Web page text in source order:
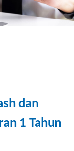
dan
1 Tahun